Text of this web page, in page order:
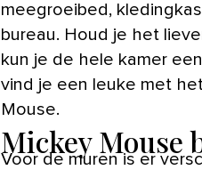
meegroeibed,
bureau. Houd je het
kun je de hele kamer
vind je een leuke met
Mouse.
Mickey Mouse
Voor de muren is er